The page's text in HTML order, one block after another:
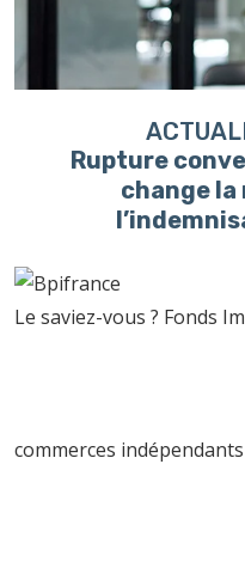
Rupture
change
Le saviez-vous ? Fonds
commerces indépendants